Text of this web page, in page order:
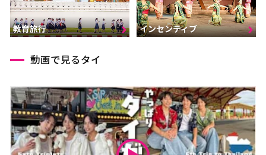
教育旅行 インセンティブ
動画で見るタイ